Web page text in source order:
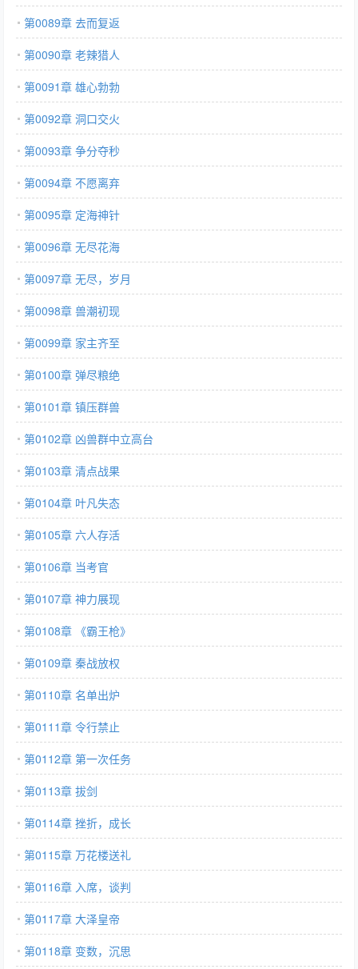
第0089章 去而复返
第0090章 老辣猎人
第0091章 雄心勃勃
第0092章 洞口交火
第0093章 争分夺秒
第0094章 不愿离弃
第0095章 定海神针
第0096章 无尽花海
第0097章 无尽，岁月
第0098章 兽潮初现
第0099章 家主齐至
第0100章 弹尽粮绝
第0101章 镇压群兽
第0102章 凶兽群中立高台
第0103章 清点战果
第0104章 叶凡失态
第0105章 六人存活
第0106章 当考官
第0107章 神力展现
第0108章 《霸王枪》
第0109章 秦战放权
第0110章 名单出炉
第0111章 令行禁止
第0112章 第一次任务
第0113章 拔剑
第0114章 挫折，成长
第0115章 万花楼送礼
第0116章 入席，谈判
第0117章 大泽皇帝
第0118章 变数，沉思